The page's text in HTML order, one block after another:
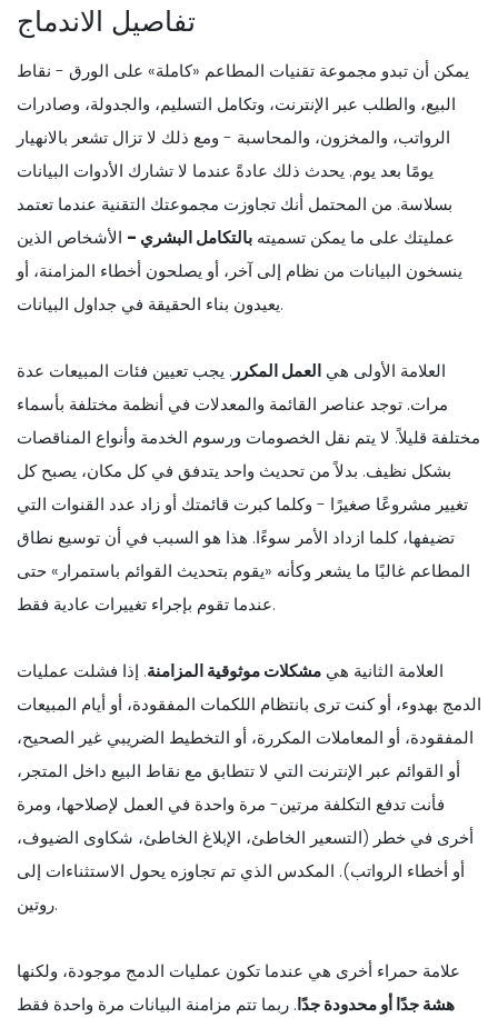
تفاصيل الاندماج
يمكن أن تبدو مجموعة تقنيات المطاعم «كاملة» على الورق - نقاط
البيع، والطلب عبر الإنترنت، وتكامل التسليم، والجدولة، وصادرات
الرواتب، والمخزون، والمحاسبة - ومع ذلك لا تزال تشعر بالانهيار
يومًا بعد يوم. يحدث ذلك عادةً عندما لا تشارك الأدوات البيانات
بسلاسة. من المحتمل أنك تجاوزت مجموعتك التقنية عندما تعتمد
عمليتك على ما يمكن تسميته بالتكامل البشري - الأشخاص الذين
ينسخون البيانات من نظام إلى آخر، أو يصلحون أخطاء المزامنة، أو
يعيدون بناء الحقيقة في جداول البيانات.
العلامة الأولى هي العمل المكرر. يجب تعيين فئات المبيعات عدة
مرات. توجد عناصر القائمة والمعدلات في أنظمة مختلفة بأسماء
مختلفة قليلاً. لا يتم نقل الخصومات ورسوم الخدمة وأنواع المناقصات
بشكل نظيف. بدلاً من تحديث واحد يتدفق في كل مكان، يصبح كل
تغيير مشروعًا صغيرًا - وكلما كبرت قائمتك أو زاد عدد القنوات التي
تضيفها، كلما ازداد الأمر سوءًا. هذا هو السبب في أن توسيع نطاق
المطاعم غالبًا ما يشعر وكأنه «يقوم بتحديث القوائم باستمرار» حتى
عندما تقوم بإجراء تغييرات عادية فقط.
العلامة الثانية هي مشكلات موثوقية المزامنة. إذا فشلت عمليات
الدمج بهدوء، أو كنت ترى بانتظام اللكمات المفقودة، أو أيام المبيعات
المفقودة، أو المعاملات المكررة، أو التخطيط الضريبي غير الصحيح،
أو القوائم عبر الإنترنت التي لا تتطابق مع نقاط البيع داخل المتجر،
فأنت تدفع التكلفة مرتين- مرة واحدة في العمل لإصلاحها، ومرة
أخرى في خطر (التسعير الخاطئ، الإبلاغ الخاطئ، شكاوى الضيوف،
أو أخطاء الرواتب). المكدس الذي تم تجاوزه يحول الاستثناءات إلى
روتين.
علامة حمراء أخرى هي عندما تكون عمليات الدمج موجودة، ولكنها
هشة جدًا أو محدودة جدًا. ربما تتم مزامنة البيانات مرة واحدة فقط